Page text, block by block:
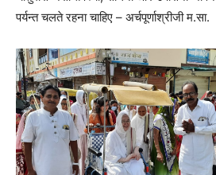
पर्यन्त चलते रहना चाहिए – अर्चपूर्णाश्रीजी म.सा.